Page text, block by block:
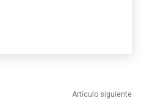
Artículo siguiente